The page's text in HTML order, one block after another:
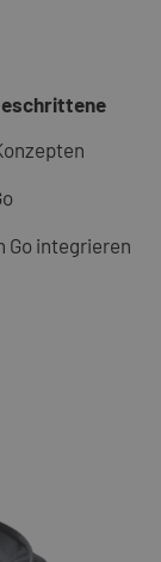
Go integrieren